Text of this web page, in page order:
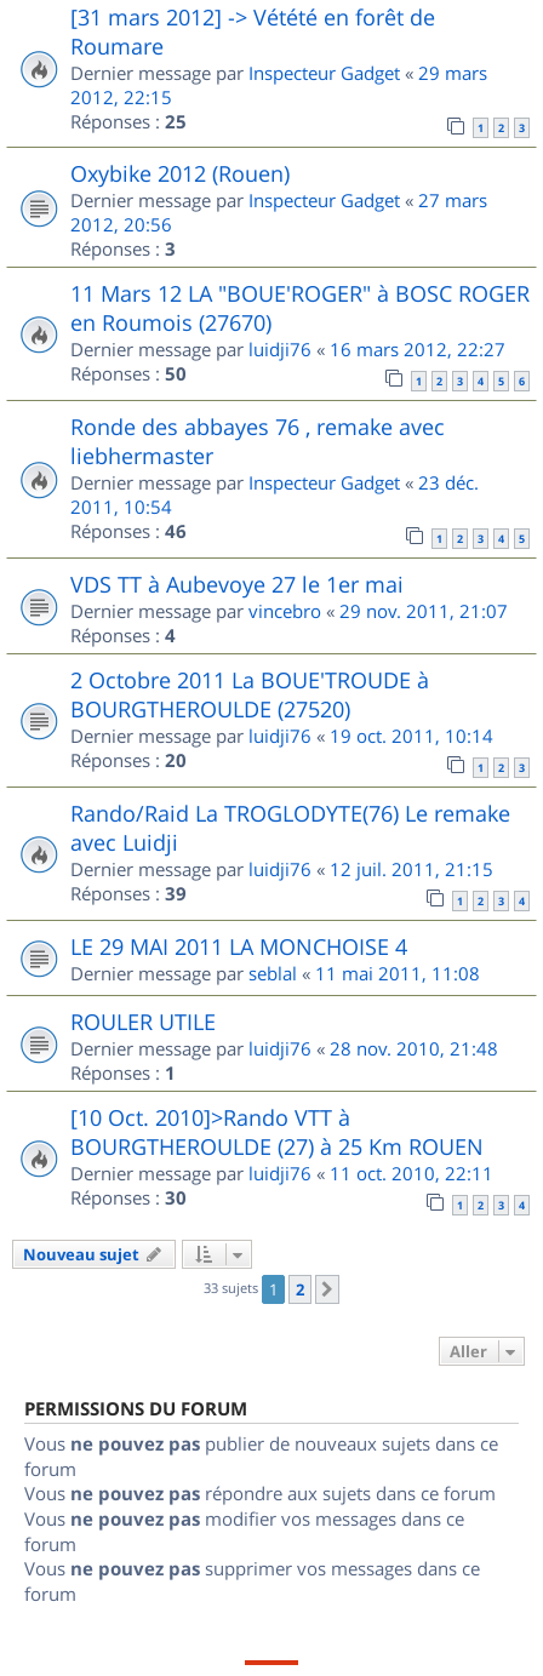
[31 mars 2012] -> Vétété en forêt de
Roumare
Dernier message par Inspecteur Gadget « 29 mars
2012, 22:15
Réponses : 25 1 2 3
Oxybike 2012 (Rouen)
Dernier message par Inspecteur Gadget « 27 mars
2012, 20:56
Réponses : 3
11 Mars 12 LA "BOUE'ROGER" à BOSC ROGER
en Roumois (27670)
Dernier message par luidji76 « 16 mars 2012, 22:27
Réponses : 50 1 2 3 4 5 6
Ronde des abbayes 76 , remake avec
liebhermaster
Dernier message par Inspecteur Gadget « 23 déc.
2011, 10:54
Réponses : 46 1 2 3 4 5
VDS TT à Aubevoye 27 le 1er mai
Dernier message par vincebro « 29 nov. 2011, 21:07
Réponses : 4
2 Octobre 2011 La BOUE'TROUDE à
BOURGTHEROULDE (27520)
Dernier message par luidji76 « 19 oct. 2011, 10:14
Réponses : 20 1 2 3
Rando/Raid La TROGLODYTE(76) Le remake
avec Luidji
Dernier message par luidji76 « 12 juil. 2011, 21:15
Réponses : 39 1 2 3 4
LE 29 MAI 2011 LA MONCHOISE 4
Dernier message par seblal « 11 mai 2011, 11:08
ROULER UTILE
Dernier message par luidji76 « 28 nov. 2010, 21:48
Réponses : 1
[10 Oct. 2010]>Rando VTT à
BOURGTHEROULDE (27) à 25 Km ROUEN
Dernier message par luidji76 « 11 oct. 2010, 22:11
Réponses : 30 1 2 3 4
Nouveau sujet
33 sujets 1 2
Aller
PERMISSIONS DU FORUM
Vous ne pouvez pas publier de nouveaux sujets dans ce
forum
Vous ne pouvez pas répondre aux sujets dans ce forum
Vous ne pouvez pas modifier vos messages dans ce
forum
Vous ne pouvez pas supprimer vos messages dans ce
forum